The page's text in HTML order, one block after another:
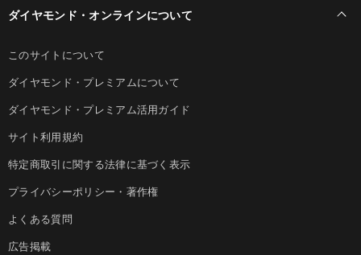
ダイヤモンド・オンラインについて
このサイトについて
ダイヤモンド・プレミアムについて
ダイヤモンド・プレミアム活用ガイド
サイト利用規約
特定商取引に関する法律に基づく表示
プライバシーポリシー・著作権
よくある質問
広告掲載